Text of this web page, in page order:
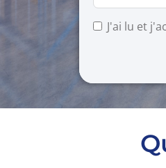
J'ai lu et